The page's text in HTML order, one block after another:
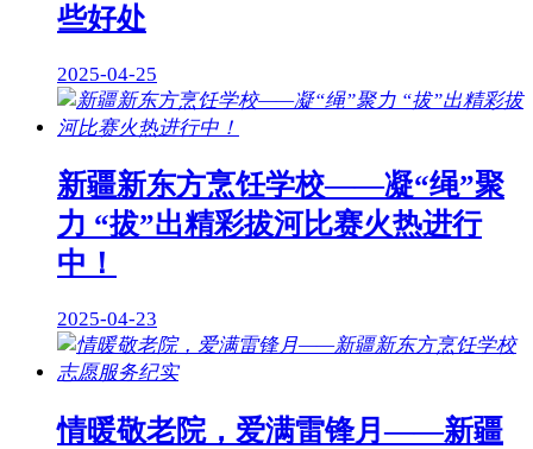
些好处
2025-04-25
新疆新东方烹饪学校——凝“绳”聚
力 “拔”出精彩拔河比赛火热进行
中！
2025-04-23
情暖敬老院，爱满雷锋月——新疆